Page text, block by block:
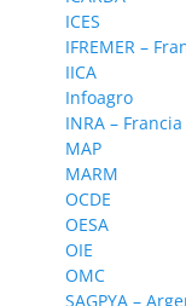
ICES
IFREMER –
IICA
Infoagro
INRA – Francia
MAP
MARM
OCDE
OESA
OIE
OMC
SAGPYA –